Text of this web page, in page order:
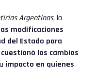
Argentinas, la
modificaciones
del Estado para
cuestionó los cambios
impacto en quienes